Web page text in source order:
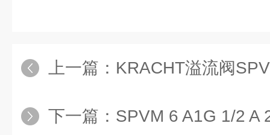
上一篇： KRACHT溢流阀SPVM
下一篇： SPVM 6 A1G 1/2 A 20